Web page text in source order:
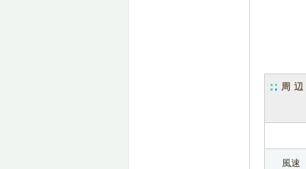
周
風速